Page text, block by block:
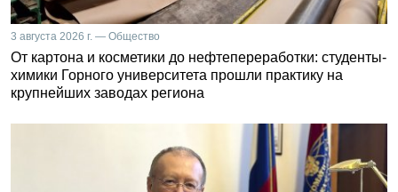
3 августа 2026 г. — Общество
От картона и косметики до нефтепереработки: студенты-
химики Горного университета прошли практику на
крупнейших заводах региона